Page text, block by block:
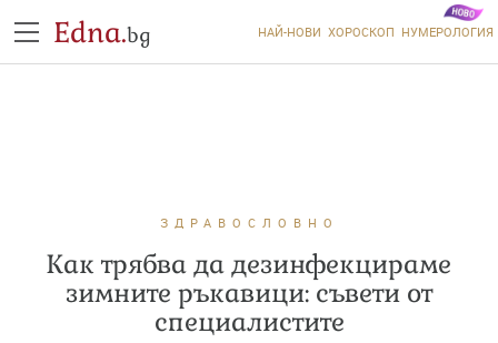
Edna.bg НАЙ-НОВИ ХОРОСКОП НУМЕРОЛОГИЯ
ЗДРАВОСЛОВНО
Как трябва да дезинфекцираме
зимните ръкавици: съвети от
специалистите